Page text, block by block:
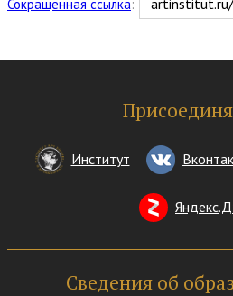
Сокращенная ссылка:
Институт
Сведения об